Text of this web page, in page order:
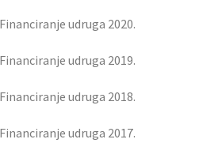
Financiranje udruga 2020.
Financiranje udruga 2019.
Financiranje udruga 2018.
Financiranje udruga 2017.